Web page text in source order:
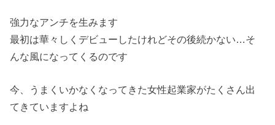
強力なアンチを生みます
最初は華々しくデビューしたけれどその後続かない…そ
んな風になってくるのです
今、うまくいかなくなってきた女性起業家がたくさん出
てきていますよね